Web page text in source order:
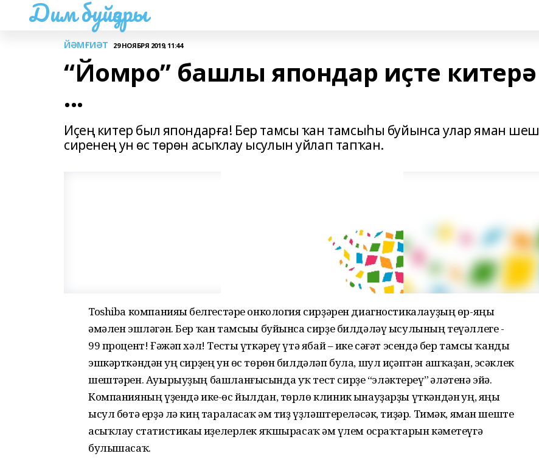
Дим буйҙары
ЙӘМҒИӘТ 29 НОЯБРЯ 2019, 11:44
“Йомро” башлы япондар иҫте китерә
...
Иҫең китер был япондарға! Бер тамсы ҡан тамсыһы буйынса улар яман шеш
сиренең ун өс төрөн асыҡлау ысулын уйлап тапҡан.
Toshiba компанияһы белгестәре онкология сирҙәрен диагностикалауҙың өр-яңы
әмәлен эшләгән. Бер ҡан тамсыһы буйынса сирҙе билдәләү ысулының теүәллеге -
99 процент! Ғәжәп хәл! Тесты үткәреү үтә ябай – ике сәғәт эсендә бер тамсы ҡанды
эшкәрткәндән һуң сирҙең ун өс төрөн билдәләп була, шул иҫәптән ашҡаҙан, эсәклек
шештәрен. Ауырыуҙың башланғысында уҡ тест сирҙе “эләктереү” һәләтенә эйә.
Компанияның үҙендә ике-өс йылдан, төрлө клиник һынауҙарҙы үткәндән һуң, яңы
ысул бөтә ерҙә лә киң тараласаҡ һәм тиҙ үҙләштереләсәк, тиҙәр. Тимәк, яман шеште
асыҡлау статистикаһы һиҙелерлек яҡшырасаҡ һәм үлем осраҡтарын кәметеүгә
булышасаҡ.